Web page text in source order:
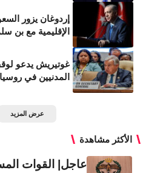
إردوغان يزور
الإقليمية مع بن
غوتيريش يدعو
المدنيين في روسيا
عرض المزيد
الأكثر مشاهدة
عاجل| القوات